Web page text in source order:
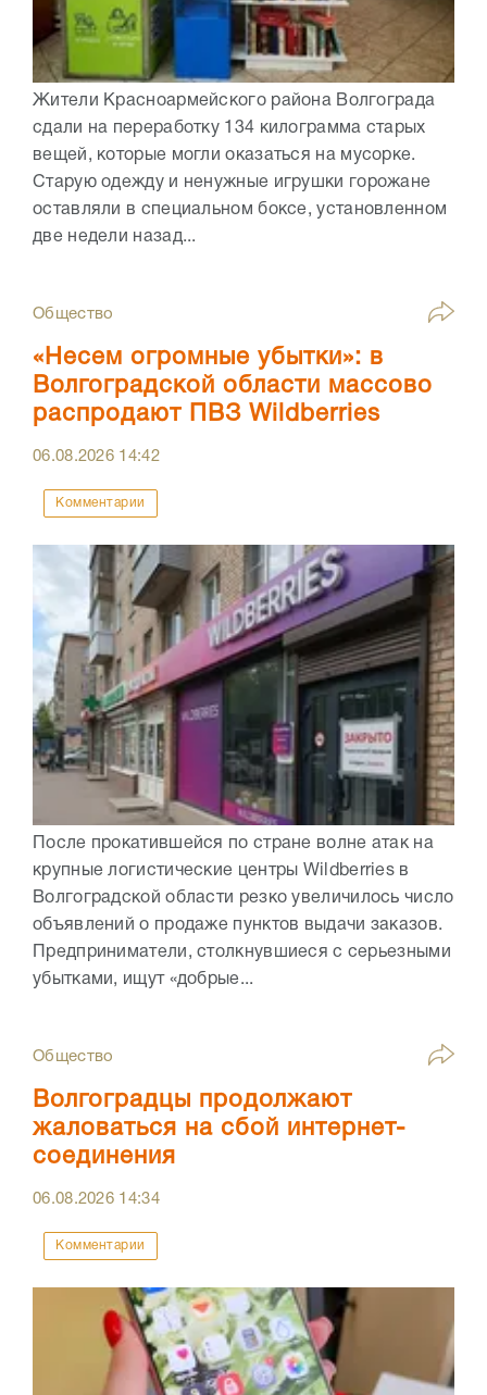
Жители Красноармейского района Волгограда
сдали на переработку 134 килограмма старых
вещей, которые могли оказаться на мусорке.
Старую одежду и ненужные игрушки горожане
оставляли в специальном боксе, установленном
две недели назад...
Общество
«Несем огромные убытки»: в
Волгоградской области массово
распродают ПВЗ Wildberries
06.08.2026 14:42
Комментарии
После прокатившейся по стране волне атак на
крупные логистические центры Wildberries в
Волгоградской области резко увеличилось число
объявлений о продаже пунктов выдачи заказов.
Предприниматели, столкнувшиеся с серьезными
убытками, ищут «добрые...
Общество
Волгоградцы продолжают
жаловаться на сбой интернет-
соединения
06.08.2026 14:34
Комментарии